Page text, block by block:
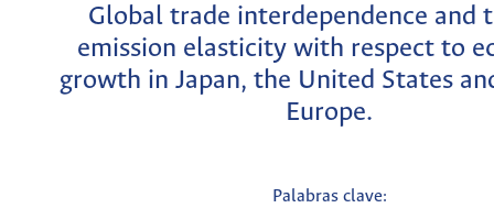
Global trade interdependence and
emission elasticity with respect to
growth in Japan, the United States
Europe.
Palabras clave: